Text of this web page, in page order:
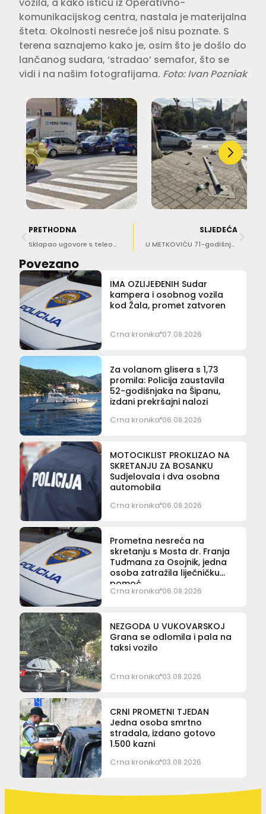
vozila, a kako ističu iz Operativno-
komunikacijskog centra, nastala je materijalna
šteta. Okolnosti nesreće još nisu poznate. S
terena saznajemo kako je, osim što je došlo do
lančanog sudara, ‘stradao’ semafor, što se
vidi i na našim fotografijama. Foto: Ivan Pozniak
PRETHODNA
Sklapao ugovore s teleoperaterima s tuđim podacima, prijavljen državnom odvjetništvu
SLJEDEĆA
U METKOVIĆU 71-godišnjak ‘napuhao’ 1,74 promila, nije koristio pojas
Povezano
IMA OZLIJEĐENIH Sudar
kampera i osobnog vozila
kod Žala, promet zatvoren
Crna kronika 07.08.2026
Za volanom glisera s 1,73
promila: Policija zaustavila
52-godišnjaka na Šipanu,
izdani prekršajni nalozi
Crna kronika 06.08.2026
MOTOCIKLIST PROKLIZAO NA
SKRETANJU ZA BOSANKU
Sudjelovala i dva osobna
automobila
Crna kronika 06.08.2026
Prometna nesreća na
skretanju s Mosta dr. Franja
Tuđmana za Osojnik, jedna
osoba zatražila liječničku
pomoć
Crna kronika 06.08.2026
NEZGODA U VUKOVARSKOJ
Grana se odlomila i pala na
taksi vozilo
Crna kronika 03.08.2026
CRNI PROMETNI TJEDAN
Jedna osoba smrtno
stradala, izdano gotovo
1.500 kazni
Crna kronika 03.08.2026